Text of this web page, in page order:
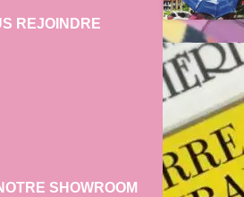
REJOINDRE
SHOWROOM